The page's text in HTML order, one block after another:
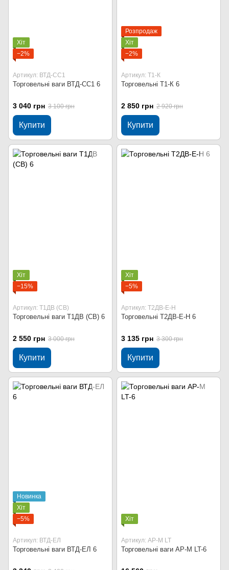
Хіт
−2%
Артикул: ВТД-СС1
Торговельні ваги ВТД-СС1 6
3 040 грн 3 100 грн
Купити
Розпродаж
Хіт
−2%
Артикул: Т1-К
Торговельні Т1-К 6
2 850 грн 2 920 грн
Купити
Хіт
−15%
Артикул: Т1ДВ (СВ)
Торговельні ваги Т1ДВ (СВ) 6
2 550 грн 3 000 грн
Купити
Хіт
−5%
Артикул: Т2ДВ-Е-Н
Торговельні Т2ДВ-Е-Н 6
3 135 грн 3 300 грн
Купити
Новинка
Хіт
−5%
Артикул: ВТД-ЕЛ
Торговельні ваги ВТД-ЕЛ 6
Хіт
Артикул: AP-M LT
Торговельні ваги AP-M LT-6